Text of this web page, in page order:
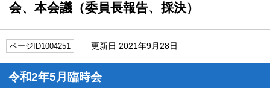
会、本会議（委員長報告、採決）
ページID1004251 更新日 2021年9月28日
令和2年5月臨時会